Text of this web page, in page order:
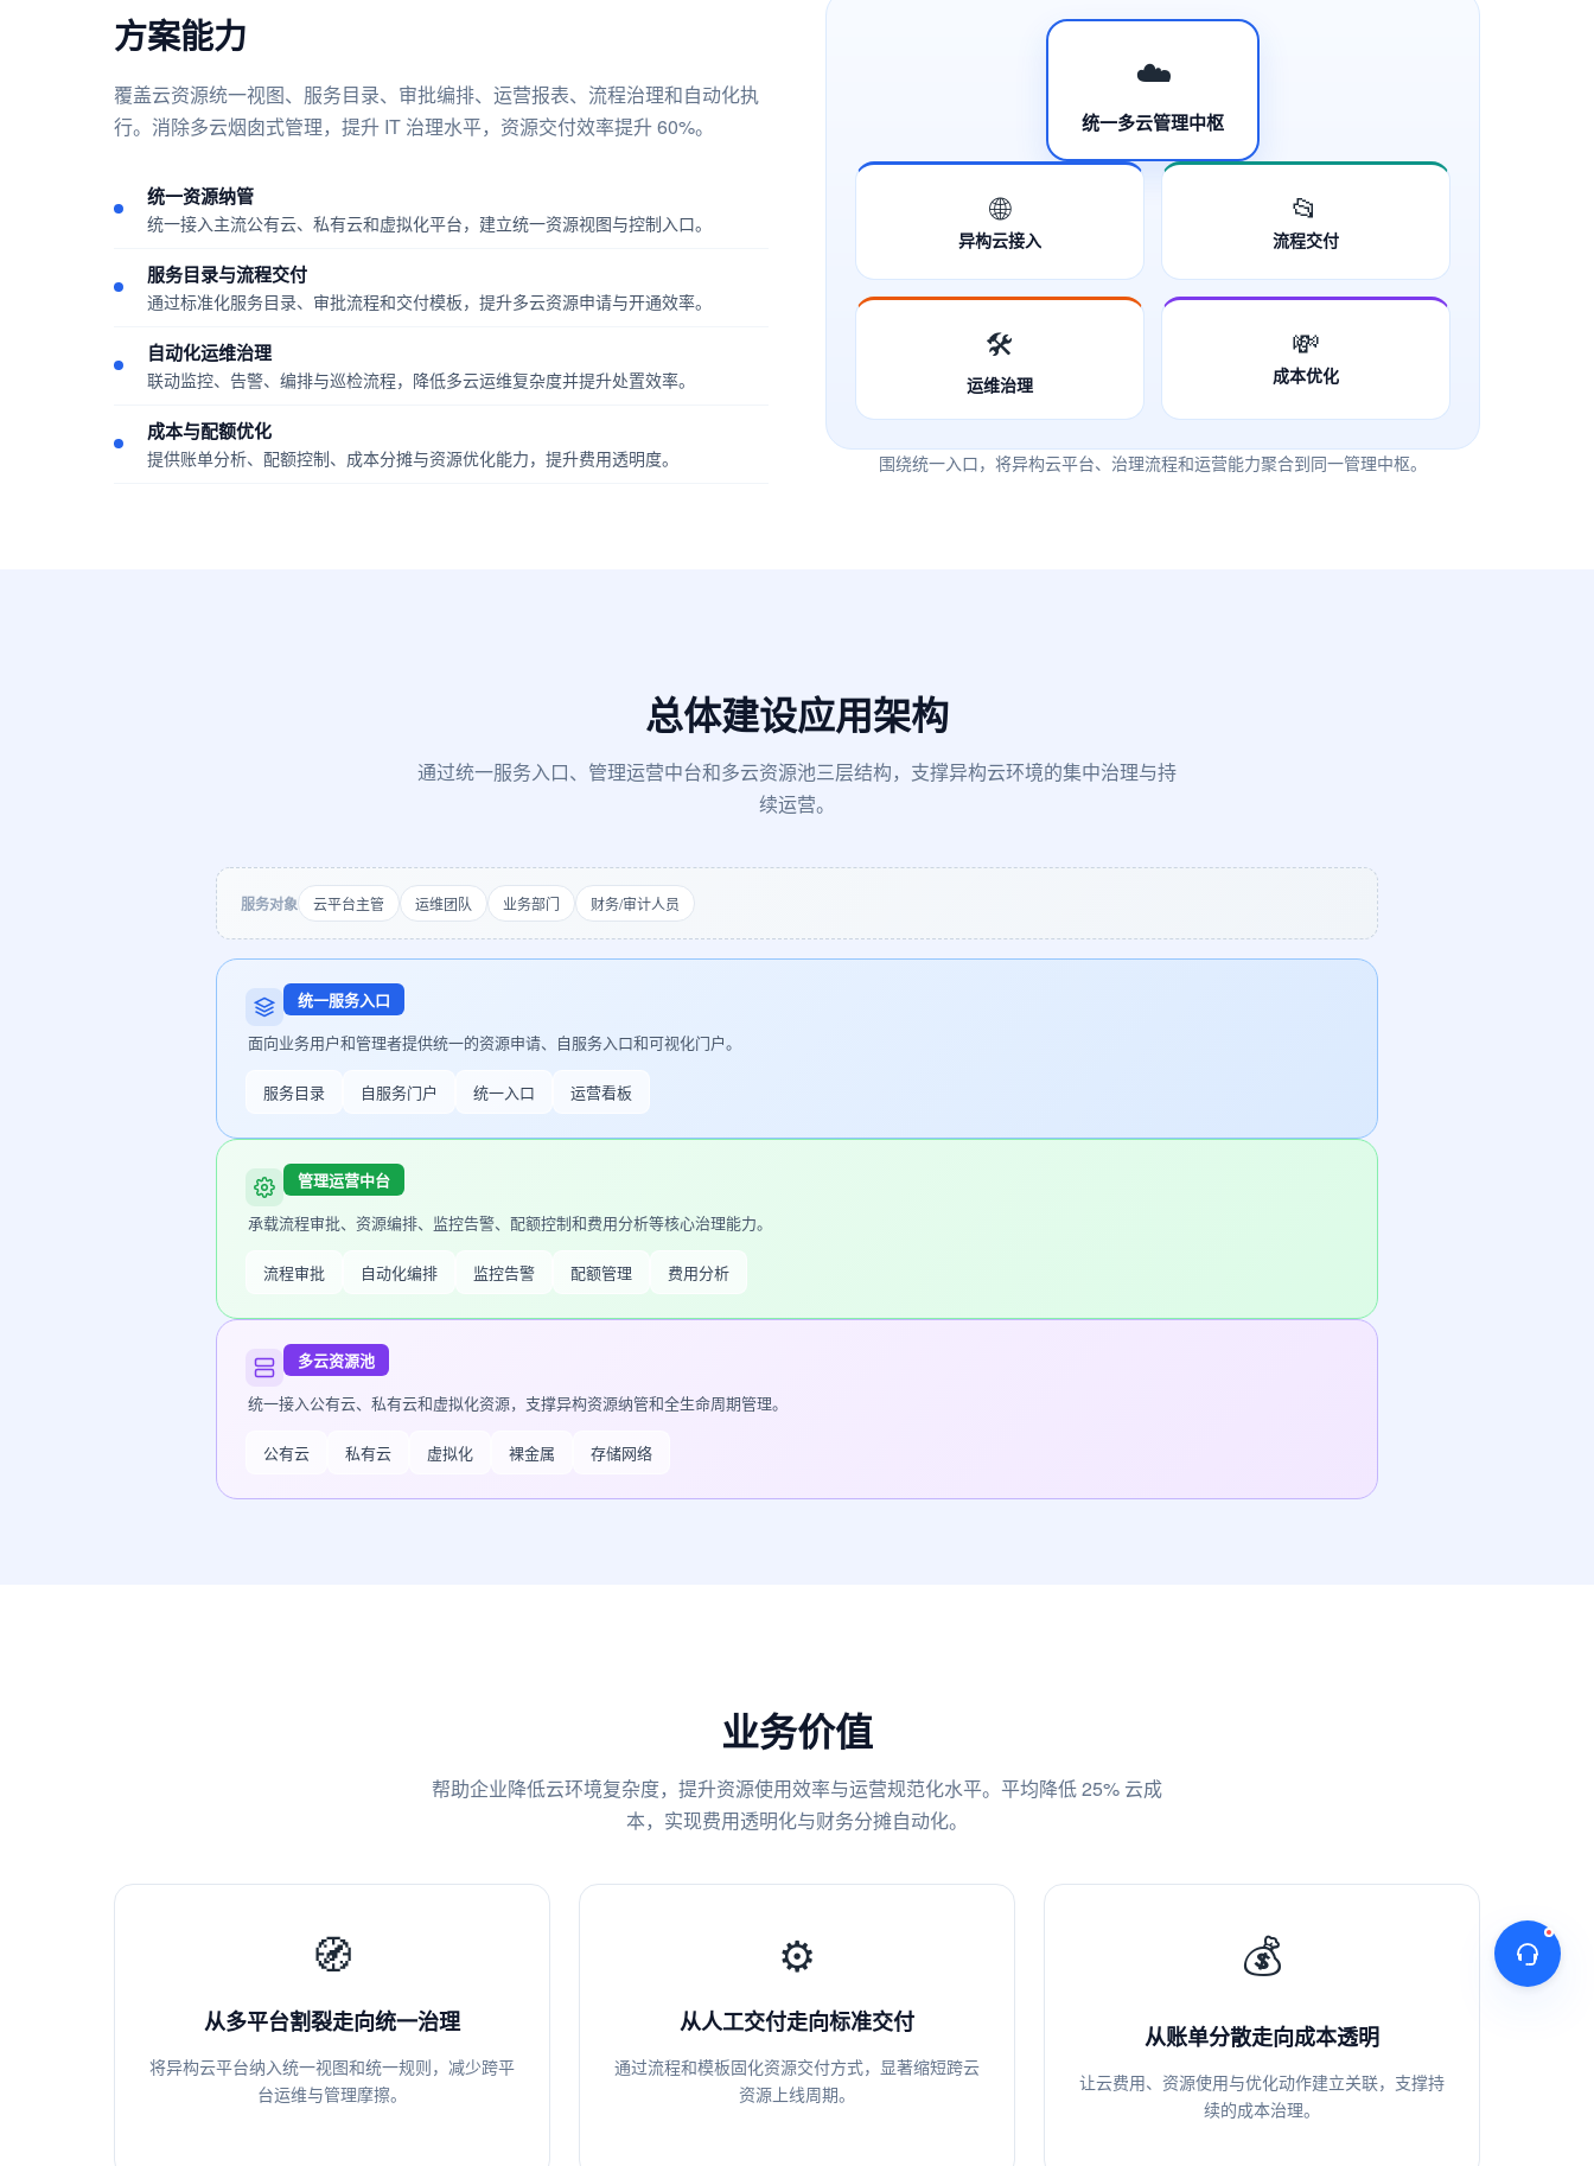
方案能力
覆盖云资源统一视图、服务目录、审批编排、运营报表、流程治理和自动化执
行。消除多云烟囱式管理，提升 IT 治理水平，资源交付效率提升 60%。
统一资源纳管
统一接入主流公有云、私有云和虚拟化平台，建立统一资源视图与控制入口。
服务目录与流程交付
通过标准化服务目录、审批流程和交付模板，提升多云资源申请与开通效率。
自动化运维治理
联动监控、告警、编排与巡检流程，降低多云运维复杂度并提升处置效率。
成本与配额优化
提供账单分析、配额控制、成本分摊与资源优化能力，提升费用透明度。
☁️
统一多云管理中枢
🌐
异构云接入
📂
流程交付
🛠️
运维治理
💸
成本优化
围绕统一入口，将异构云平台、治理流程和运营能力聚合到同一管理中枢。
总体建设应用架构
通过统一服务入口、管理运营中台和多云资源池三层结构，支撑异构云环境的集中治理与持
续运营。
服务对象 云平台主管 运维团队 业务部门 财务/审计人员
统一服务入口
面向业务用户和管理者提供统一的资源申请、自服务入口和可视化门户。
服务目录 自服务门户 统一入口 运营看板
管理运营中台
承载流程审批、资源编排、监控告警、配额控制和费用分析等核心治理能力。
流程审批 自动化编排 监控告警 配额管理 费用分析
多云资源池
统一接入公有云、私有云和虚拟化资源，支撑异构资源纳管和全生命周期管理。
公有云 私有云 虚拟化 裸金属 存储网络
业务价值
帮助企业降低云环境复杂度，提升资源使用效率与运营规范化水平。平均降低 25% 云成
本，实现费用透明化与财务分摊自动化。
🧭
从多平台割裂走向统一治理
将异构云平台纳入统一视图和统一规则，减少跨平
台运维与管理摩擦。
⚙️
从人工交付走向标准交付
通过流程和模板固化资源交付方式，显著缩短跨云
资源上线周期。
💰
从账单分散走向成本透明
让云费用、资源使用与优化动作建立关联，支撑持
续的成本治理。